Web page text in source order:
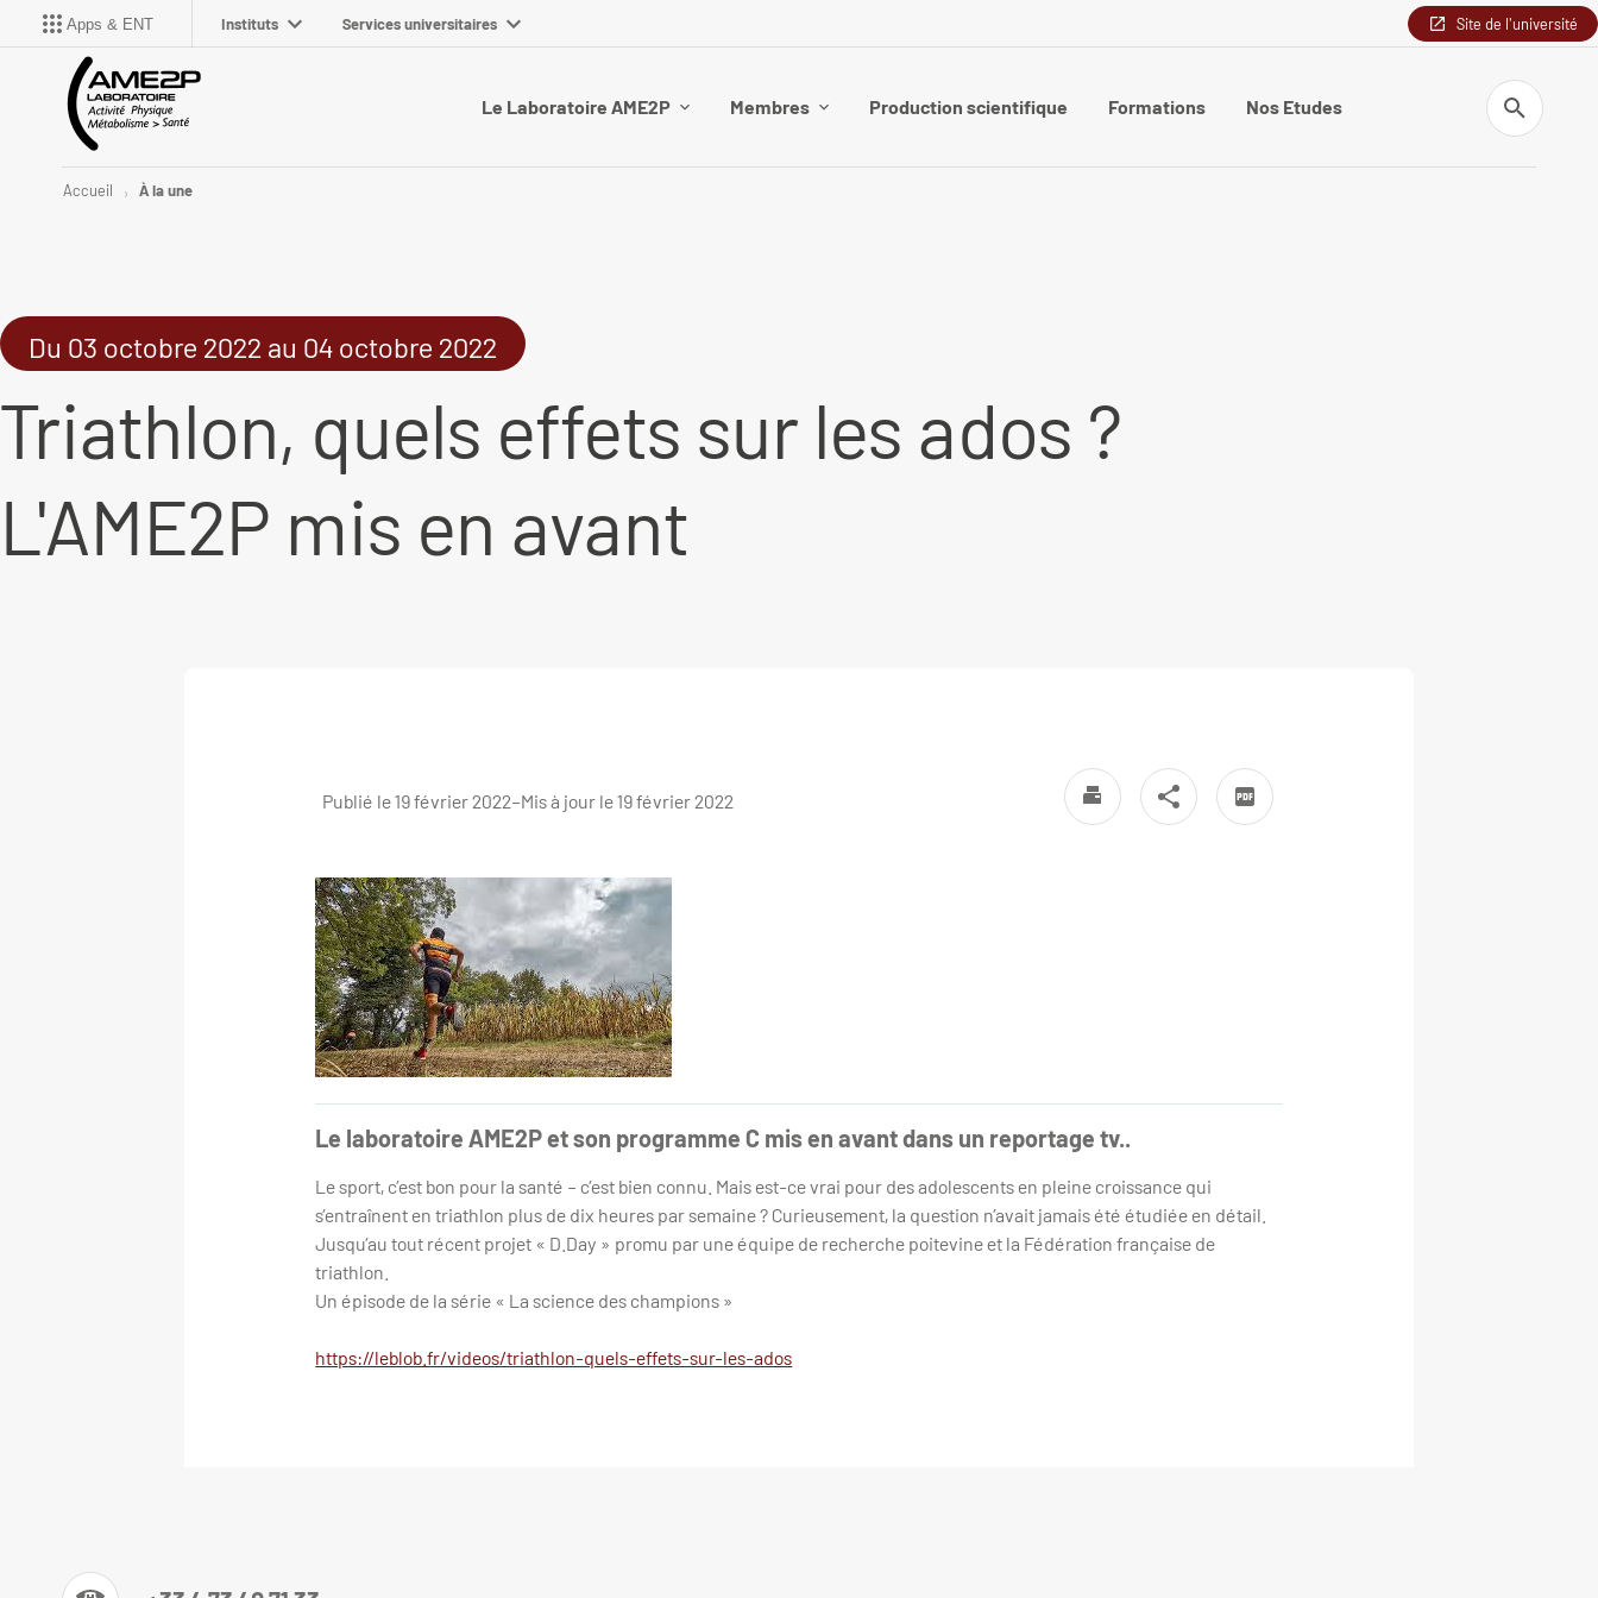
Apps & ENT Instituts Services universitaires Site de l'université
Le Laboratoire AME2P Membres Production scientifique Formations Nos Etudes
Recherche
Accueil À la une
Du 03 octobre 2022 au 04 octobre 2022
Triathlon, quels effets sur les ados ?
L'AME2P mis en avant
Publié le 19 février 2022–Mis à jour le 19 février 2022
Le laboratoire AME2P et son programme C mis en avant dans un reportage tv..
Le sport, c’est bon pour la santé – c’est bien connu. Mais est-ce vrai pour des adolescents en pleine croissance qui
s’entraînent en triathlon plus de dix heures par semaine ? Curieusement, la question n’avait jamais été étudiée en détail.
Jusqu’au tout récent projet « D.Day » promu par une équipe de recherche poitevine et la Fédération française de
triathlon.
Un épisode de la série « La science des champions »
https://leblob.fr/videos/triathlon-quels-effets-sur-les-ados